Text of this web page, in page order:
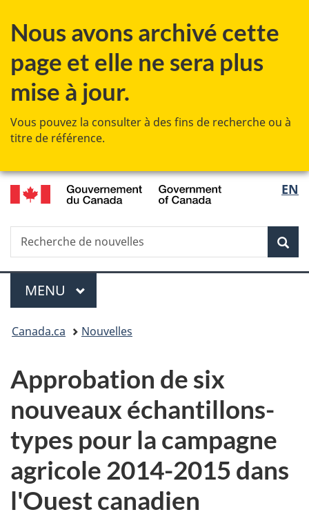
Nous avons archivé cette
page et elle ne sera plus
mise à jour.
Vous pouvez la consulter à des fins de recherche ou à
titre de référence.
au
principal
à
Au
»
à
version
de
la
EN
Recherche
Recherche
de
Menu
MENU PRINCIPAL
Vous
ici :
Canada.ca Nouvelles
Approbation de six
nouveaux échantillons-
types pour la campagne
agricole 2014-2015 dans
l'Ouest canadien